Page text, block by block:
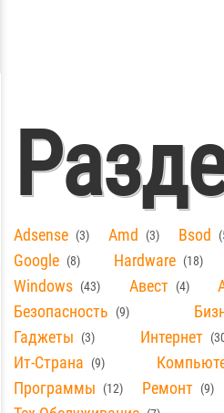
Adsense 3 Amd 3 Bsod
Google 8 Hardware 18
Windows 43 Авест 4
Безопасность 9
Гаджеты 3 Интернет
Ит-Страна 9
Программы 12 Ремонт 9